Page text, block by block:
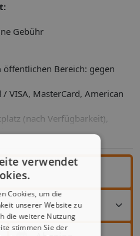
Gebühr
Bereich: gegen
VISA, MasterCard, American
(nach Verfügbarkeit),
verwendet
Cookies, um die
unserer Website zu
die weitere Nutzung
stimmen Sie der